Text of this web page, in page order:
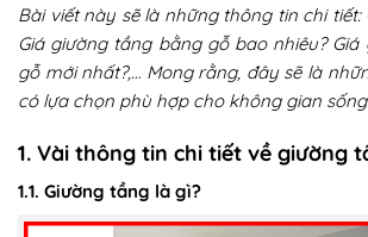
Bài viết này sẽ là những thông tin chi tiết:
Giá giường tầng bằng gỗ bao nhiêu?
gỗ mới nhất?,… Mong rằng, đây sẽ là
có lựa chọn phù hợp cho không gian
1. Vài thông tin chi tiết về giường
1.1. Giường tầng là gì?